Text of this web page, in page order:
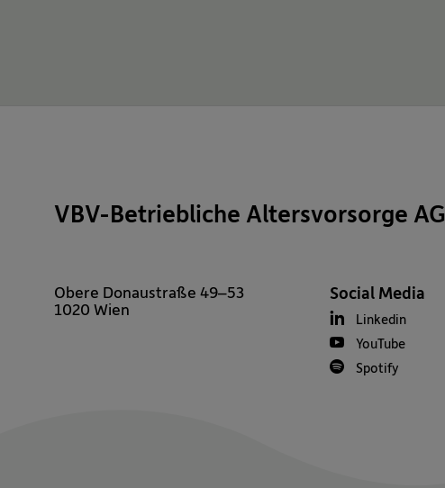
VBV-Betriebliche Altersvorsorge AG
Obere Donaustraße 49–53
1020 Wien
Social Media
Linkedin
YouTube
Spotify